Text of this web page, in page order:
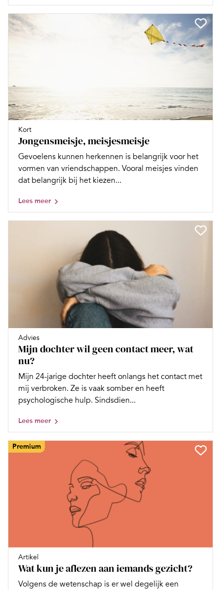
Kort
Jongensmeisje, meisjesmeisje
Gevoelens kunnen herkennen is belangrijk voor het
vormen van vriendschappen. Vooral meisjes vinden
dat belangrijk bij het kiezen...
Lees meer
Advies
Mijn dochter wil geen contact meer, wat
nu?
Mijn 24-jarige dochter heeft onlangs het contact met
mij verbroken. Ze is vaak somber en heeft
psychologische hulp. Sindsdien...
Lees meer
Premium
Artikel
Wat kun je aflezen aan iemands gezicht?
Volgens de wetenschap is er wel degelijk een